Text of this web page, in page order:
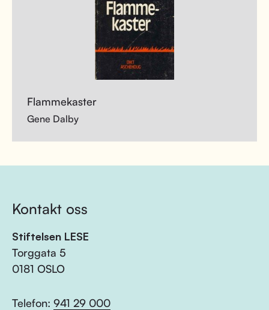
Flammekaster
Gene Dalby
Kontakt oss
Stiftelsen LESE
Torggata 5
0181 OSLO
Telefon: 941 29 000